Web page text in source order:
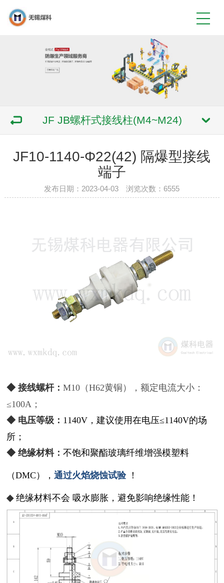
JF JB螺杆式接线柱(M4~M24)
JF10-1140-Φ22(42) 隔爆型接线
端子
发布日期：2023-04-03 浏览次数：6555
◆ 接线螺杆：M10（H62黄铜），额定电流大小：
≤100A；
◆ 电压等级： 1140V，建议使用在电压≤1140V的场
所；
◆ 绝缘材料：不饱和聚酯玻璃纤维增强模塑料
（DMC），通过火焰烧蚀试验 ！
◆绝缘材料不会 吸水膨胀，避免影响绝缘性能！